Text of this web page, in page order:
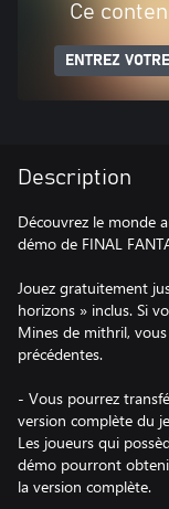
Ce
ENTREZ
Description
Découvrez le monde
démo de FINAL
Jouez gratuitement
horizons » inclus. Si
Mines de mithril,
précédentes.
- Vous pourrez
version complète du
Les joueurs qui
démo pourront
la version complète.